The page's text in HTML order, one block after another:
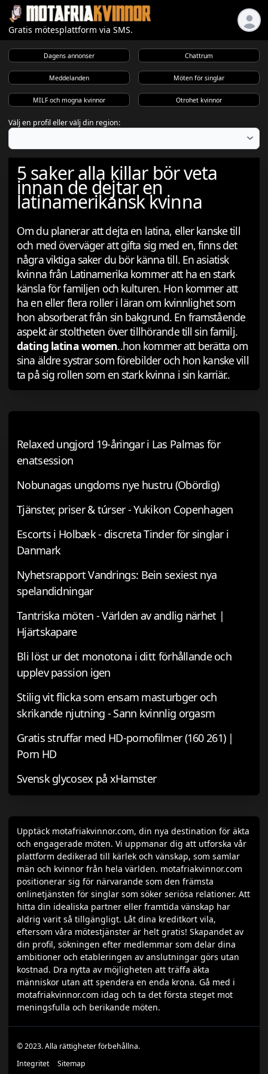
Gratis mötesplattform via SMS.
Dagens annonser Chattrum
Meddelanden Möten för singlar
MILF och mogna kvinnor Otrohet kvinnor
Välj en profil eller välj din region:
5 saker alla killar bör veta
innan de dejtar en
latinamerikansk kvinna
Om du planerar att dejta en latina, eller kanske till
och med överväger att gifta sig med en, finns det
några viktiga saker du bör känna till. En asiatisk
kvinna från Latinamerika kommer att ha en stark
känsla för familjen och kulturen. Hon kommer att
ha en eller flera roller i läran om kvinnlighet som
hon absorberat från sin bakgrund. En framstående
aspekt är stoltheten över tillhörande till sin familj.
dating latina women..hon kommer att berätta om
sina äldre systrar som förebilder och hon kanske vill
ta på sig rollen som en stark kvinna i sin karriär..
Relaxed ungjord 19-åringar i Las Palmas för
enatsession
Nobunagas ungdoms nye hustru (Obördig)
Tjänster, priser & túrser - Yukikon Copenhagen
Escorts i Holbæk - discreta Tinder för singlar i
Danmark
Nyhetsrapport Vandrings: Bein sexiest nya
spelandidningar
Tantriska möten - Världen av andlig närhet |
Hjärtskapare
Bli löst ur det monotona i ditt förhållande och
upplev passion igen
Stilig vit flicka som ensam masturbger och
skrikande njutning - Sann kvinnlig orgasm
Gratis struffar med HD-pornofilmer (160 261) |
Porn HD
Svensk glycosex på xHamster
Upptäck motafriakvinnor.com, din nya destination för äkta
och engagerade möten. Vi uppmanar dig att utforska vår
plattform dedikerad till kärlek och vänskap, som samlar
män och kvinnor från hela världen. motafriakvinnor.com
positionerar sig för närvarande som den främsta
onlinetjänsten för singlar som söker seriösa relationer. Att
hitta din idealiska partner eller framtida vänskap har
aldrig varit så tillgängligt. Låt dina kreditkort vila,
eftersom våra mötestjänster är helt gratis! Skapandet av
din profil, sökningen efter medlemmar som delar dina
ambitioner och etableringen av anslutningar görs utan
kostnad. Dra nytta av möjligheten att träffa äkta
människor utan att spendera en enda krona. Gå med i
motafriakvinnor.com idag och ta det första steget mot
meningsfulla och berikande möten.
© 2023. Alla rättigheter förbehållna.
Integritet
Sitemap